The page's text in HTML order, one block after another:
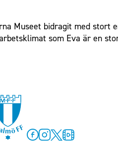
Museet bidragit med stort
som Eva är en